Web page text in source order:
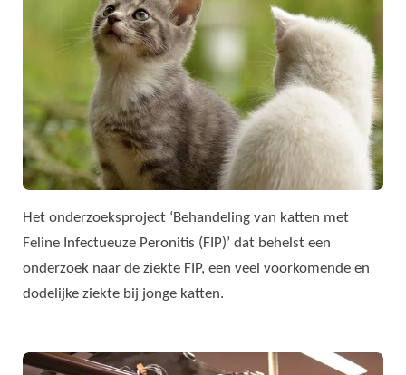
Het onderzoeksproject ‘Behandeling van katten met
Feline Infectueuze Peronitis (FIP)’ dat behelst een
onderzoek naar de ziekte FIP, een veel voorkomende en
dodelijke ziekte bij jonge katten.